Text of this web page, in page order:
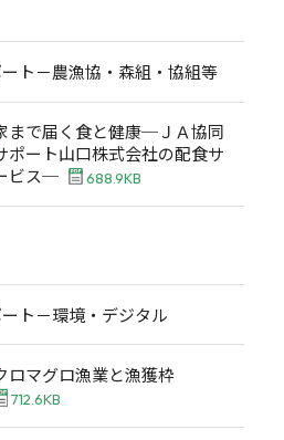
ート－農漁協・森組・協組等
まで届く食と健康─ＪＡ協同
ポート山口株式会社の配食サ
ビス─
688.9KB
ート－環境・デジタル
ロマグロ漁業と漁獲枠
712.6KB